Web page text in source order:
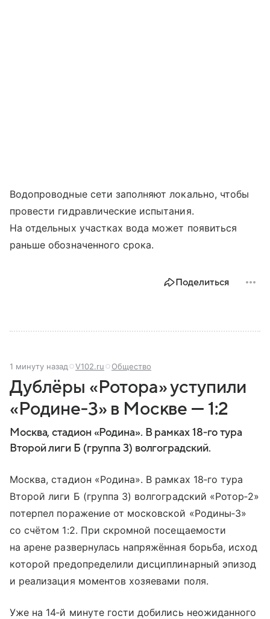
Водопроводные сети заполняют локально, чтобы
провести гидравлические испытания.
На отдельных участках вода может появиться
раньше обозначенного срока.
Поделиться
1 минуту назад V102.ru Общество
Дублёры «Ротора» уступили
«Родине‑3» в Москве — 1:2
Москва, стадион «Родина». В рамках 18‑го тура
Второй лиги Б (группа 3) волгоградский.
Москва, стадион «Родина». В рамках 18‑го тура
Второй лиги Б (группа 3) волгоградский «Ротор‑2»
потерпел поражение от московской «Родины‑3»
со счётом 1:2. При скромной посещаемости
на арене развернулась напряжённая борьба, исход
которой предопределили дисциплинарный эпизод
и реализация моментов хозяевами поля.
Уже на 14‑й минуте гости добились неожиданного